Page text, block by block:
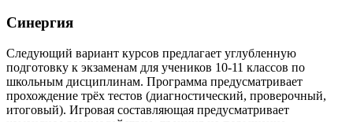
Синергия
Следующий вариант курсов предлагает углубленную
подготовку к экзаменам для учеников 10-11 классов по
школьным дисциплинам. Программа предусматривает
прохождение трёх тестов (диагностический, проверочный,
итоговый). Игровая составляющая предусматривает